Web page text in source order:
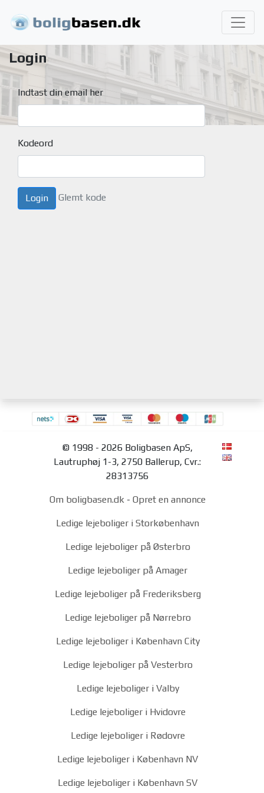
Login
Indtast din email her
Kodeord
Glemt kode
© 1998 - 2026 Boligbasen ApS,
Lautruphøj 1-3, 2750 Ballerup, Cvr.:
28313756
Om boligbasen.dk - Opret en annonce
Ledige lejeboliger i Storkøbenhavn
Ledige lejeboliger på Østerbro
Ledige lejeboliger på Amager
Ledige lejeboliger på Frederiksberg
Ledige lejeboliger på Nørrebro
Ledige lejeboliger i København City
Ledige lejeboliger på Vesterbro
Ledige lejeboliger i Valby
Ledige lejeboliger i Hvidovre
Ledige lejeboliger i Rødovre
Ledige lejeboliger i København NV
Ledige lejeboliger i København SV